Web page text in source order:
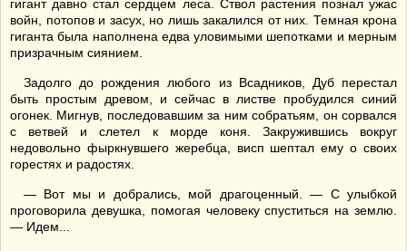
гигант давно стал сердцем леса. Ствол растения познал ужас
войн, потопов и засух, но лишь закалился от них. Темная крона
гиганта была наполнена едва уловимыми шепотками и мерным
призрачным сиянием.
Задолго до рождения любого из Всадников, Дуб перестал
быть простым древом, и сейчас в листве пробудился синий
огонек. Мигнув, последовавшим за ним собратьям, он сорвался
с ветвей и слетел к морде коня. Закружившись вокруг
недовольно фыркнувшего жеребца, висп шептал ему о своих
горестях и радостях.
— Вот мы и добрались, мой драгоценный. — С улыбкой
проговорила девушка, помогая человеку спуститься на землю.
— Идем...